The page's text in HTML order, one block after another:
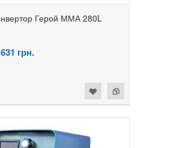
Герой ММА 280L
грн.